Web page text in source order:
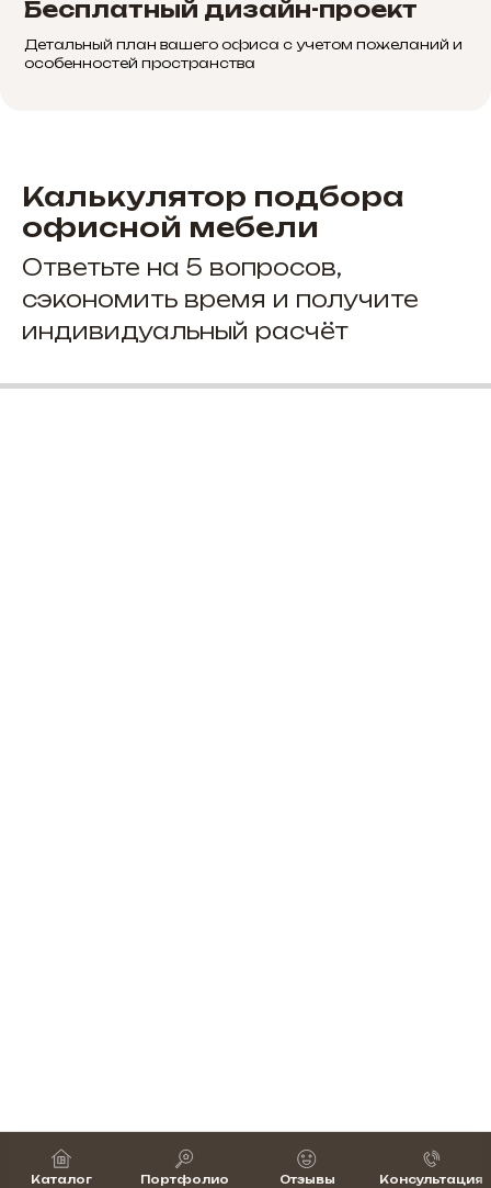
Каталог Портфолио Отзывы Консультация
Бесплатный дизайн-проект
Детальный план вашего офиса с учетом пожеланий и
особенностей пространства
Калькулятор подбора
офисной мебели
Ответьте на 5 вопросов,
сэкономить время и получите
индивидуальный расчёт